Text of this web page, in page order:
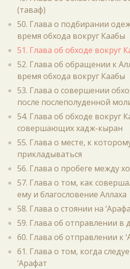
(таваф)
50. Глава о подбирании
время обхода вокруг Каабы
51. Глава об обходе вокруг
52. Глава об обращении к
время обхода вокруг Каабы
53. Глава о совершении
после послеполуденной
54. Глава об обходе вокруг
совершающих хадж-кыран
55. Глава о месте, к
прикладываться
56. Глава о пробеге между
57. Глава о том, как
ему и благословение Аллаха
58. Глава о стоянии на
59. Глава об отправлении в
60. Глава об отправлении к
61. Глава о том, когда
‘Арафат